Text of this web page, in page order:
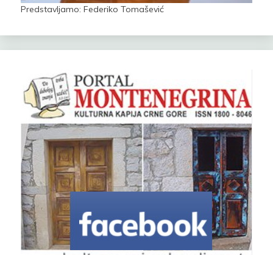
Predstavljamo: Federiko Tomašević